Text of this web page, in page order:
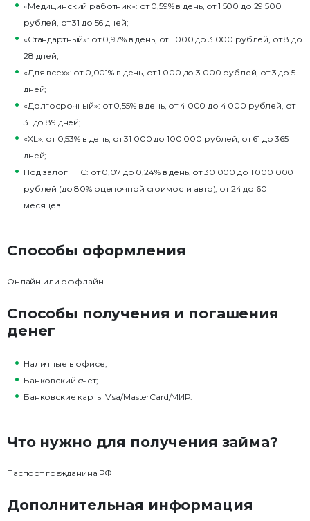
«Медицинский работник»: от 0,59% в день, от 1 500 до 29 500
рублей, от 31 до 56 дней;
«Стандартный»: от 0,97% в день, от 1 000 до 3 000 рублей, от 8 до
28 дней;
«Для всех»: от 0,001% в день, от 1 000 до 3 000 рублей, от 3 до 5
дней;
«Долгосрочный»: от 0,55% в день, от 4 000 до 4 000 рублей, от
31 до 89 дней;
«XL»: от 0,53% в день, от 31 000 до 100 000 рублей, от 61 до 365
дней;
Под залог ПТС: от 0,07 до 0,24% в день, от 30 000 до 1 000 000
рублей (до 80% оценочной стоимости авто), от 24 до 60
месяцев.
Способы оформления
Онлайн или оффлайн
Способы получения и погашения
денег
Наличные в офисе;
Банковский счет;
Банковские карты Visa/MasterCard/МИР.
Что нужно для получения займа?
Паспорт гражданина РФ
Дополнительная информация